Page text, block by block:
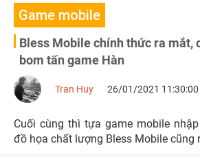
Game mobile
Bless Mobile chính thức ra mắt,
bom tấn game Hàn
Tran Huy 26/01/2021 11:30:00
Cuối cùng thì tựa game mobile
đồ họa chất lượng Bless Mobile cũng